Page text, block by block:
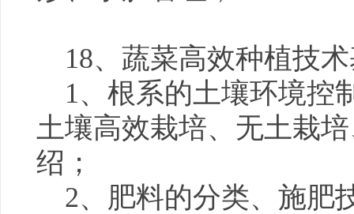
18、蔬菜高效种植技
1、根系的土壤环境控
土壤高效栽培、无土栽
绍；
2、肥料的分类、施肥